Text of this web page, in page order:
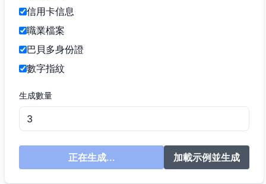
信用卡信息
職業檔案
巴貝多身份證
數字指紋
生成數量
正在生成... 加載示例並生成